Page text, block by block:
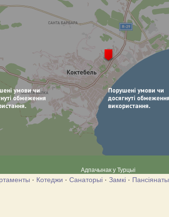
Адпачынак у Турцыі
· Котеджи · Санаторыі· Замкі· Пансіянаты